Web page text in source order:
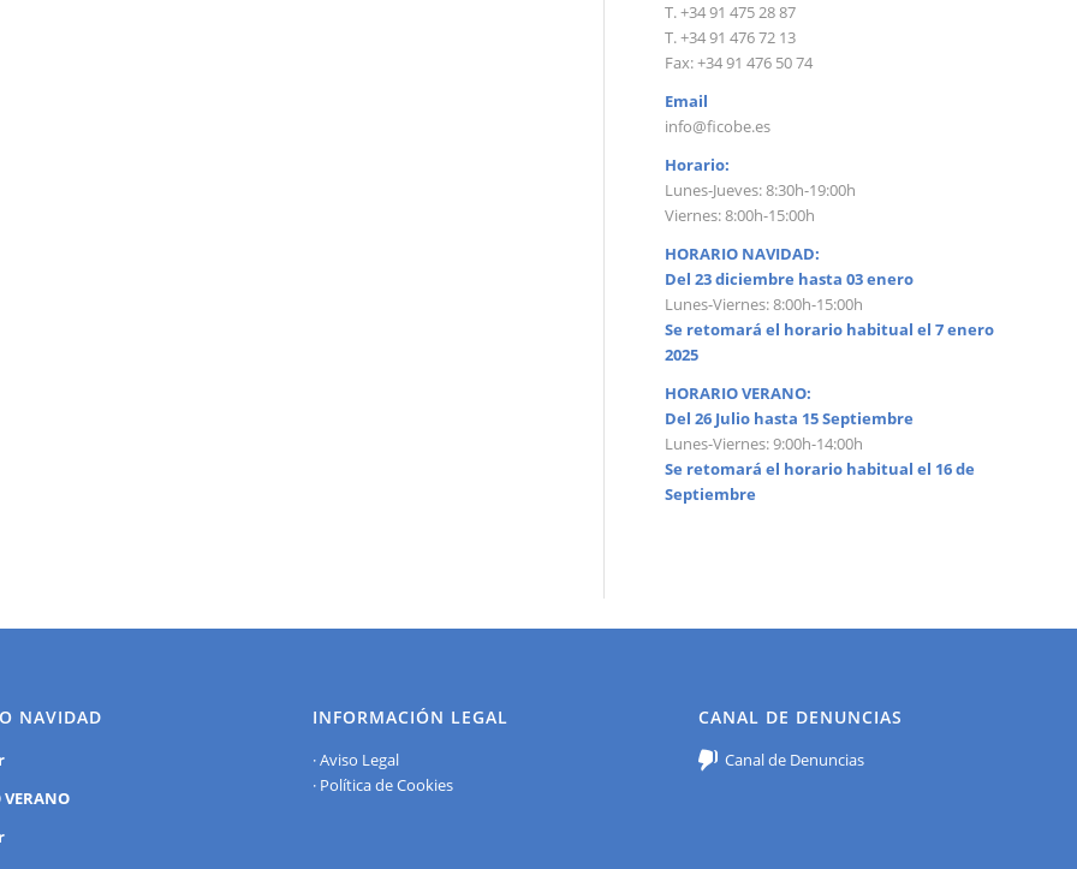
T. +34 91 475 28 87
T. +34 91 476 72 13
Fax: +34 91 476 50 74
Email
info@ficobe.es
Horario:
Lunes-Jueves: 8:30h-19:00h
Viernes: 8:00h-15:00h
HORARIO NAVIDAD:
Del 23 diciembre hasta 03 enero
Lunes-Viernes: 8:00h-15:00h
Se retomará el horario habitual el 7 enero
2025
HORARIO VERANO:
Del 26 Julio hasta 15 Septiembre
Lunes-Viernes: 9:00h-14:00h
Se retomará el horario habitual el 16 de
Septiembre
NAVIDAD INFORMACIÓN LEGAL
·Aviso Legal
· Política de Cookies
CANAL DE DENUNCIAS
Canal de Denuncias